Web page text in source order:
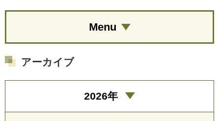
Menu
アーカイブ
2026年